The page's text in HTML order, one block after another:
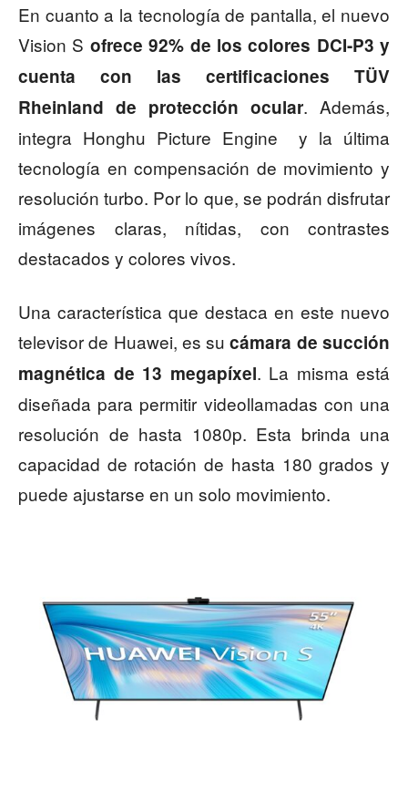
En cuanto a la tecnología de pantalla, el nuevo
Vision S ofrece 92% de los colores DCI-P3 y
cuenta con las certificaciones TÜV
Rheinland de protección ocular. Además,
integra Honghu Picture Engine y la última
tecnología en compensación de movimiento y
resolución turbo. Por lo que, se podrán disfrutar
imágenes claras, nítidas, con contrastes
destacados y colores vivos.
Una característica que destaca en este nuevo
televisor de Huawei, es sucámara de succión
magnética de 13 megapíxel. La misma está
diseñada para permitir videollamadas con una
resolución de hasta 1080p. Esta brinda una
capacidad de rotación de hasta 180 grados y
puede ajustarse en un solo movimiento.